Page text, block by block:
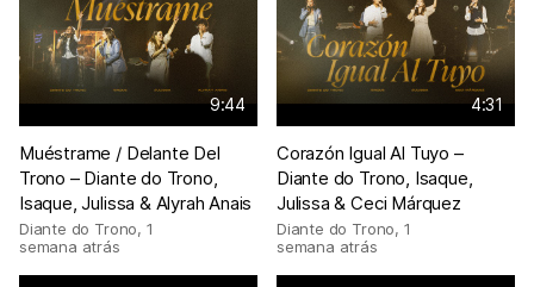
9:44
Muéstrame / Delante Del
Trono – Diante do Trono,
Isaque, Julissa & Alyrah Anais
Diante do Trono, 1
semana atrás
4:31
Corazón Igual Al Tuyo –
Diante do Trono, Isaque,
Julissa & Ceci Márquez
Diante do Trono, 1
semana atrás